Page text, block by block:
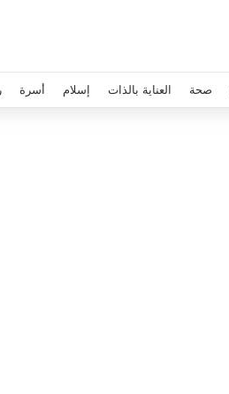
صحة العناية بالذات إسلام أسرة